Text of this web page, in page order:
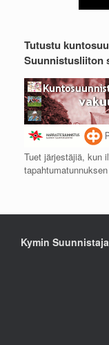
Tutustu
Suunnistusliiton
Tuet järjestäjiä, kun
Kymin